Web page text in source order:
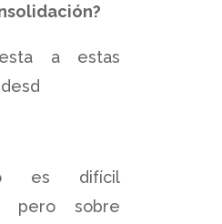
a estas
es difícil
pero sobre